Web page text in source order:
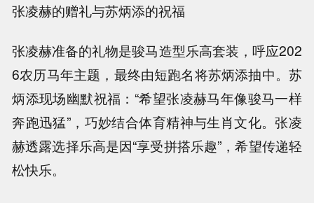
张凌赫的赠礼与苏炳添的祝福
张凌赫准备的礼物是骏马造型乐高套装，呼应202
6农历马年主题，最终由短跑名将苏炳添抽中。苏
炳添现场幽默祝福：“希望张凌赫马年像骏马一样
奔跑迅猛”，巧妙结合体育精神与生肖文化。张凌
赫透露选择乐高是因“享受拼搭乐趣”，希望传递轻
松快乐。